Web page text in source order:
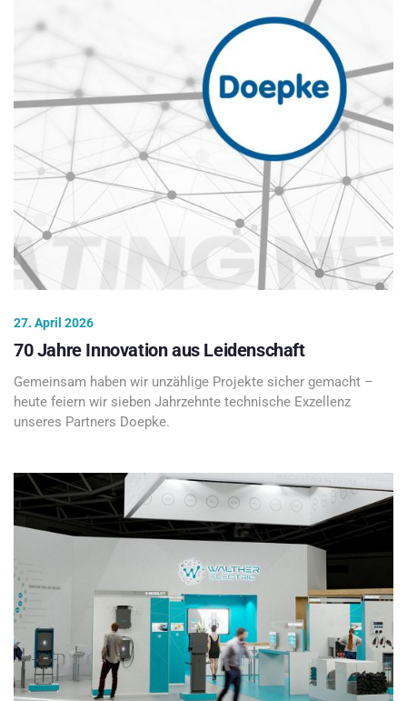
27. April 2026
70 Jahre Innovation aus Leidenschaft
Gemeinsam haben wir unzählige Projekte sicher gemacht –
heute feiern wir sieben Jahrzehnte technische Exzellenz
unseres Partners Doepke.